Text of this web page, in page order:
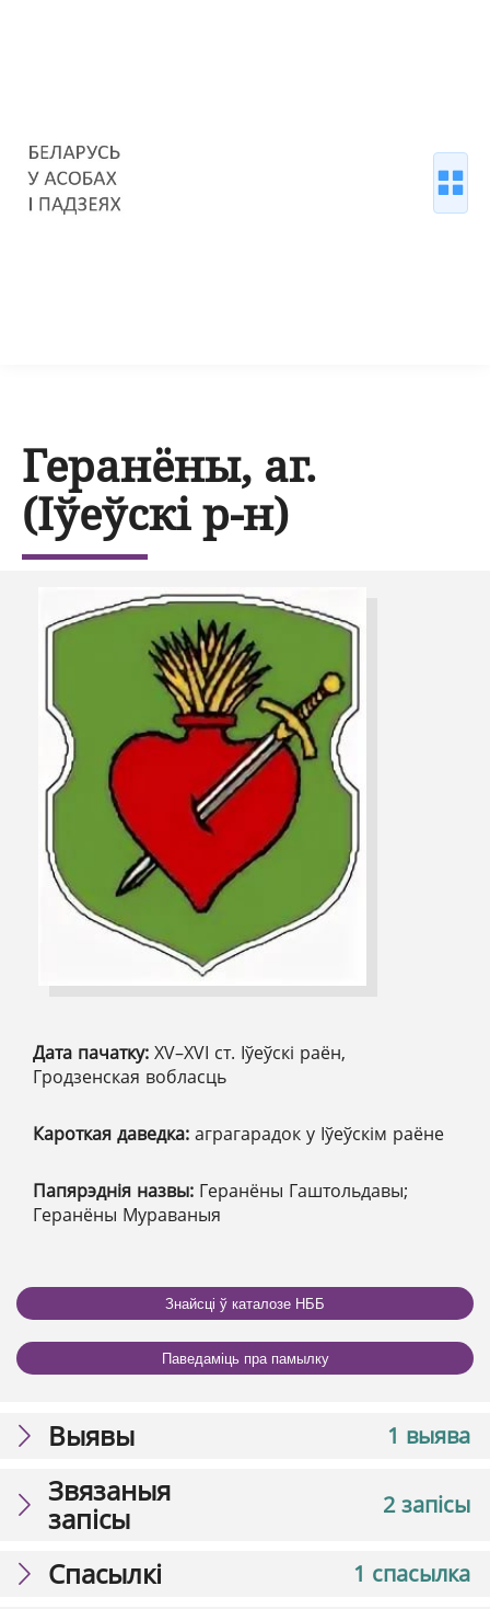
Геранёны, аг.
(Іўеўскі р-н)
Дата пачатку: XV–XVІ ст. Іўеўскі раён,
Гродзенская вобласць
Кароткая даведка: аграгарадок у Іўеўскім раёне
Папярэднія назвы: Геранёны Гаштольдавы;
Геранёны Мураваныя
Знайсці ў каталозе НББ
Паведаміць пра памылку
1 выява
Выявы
2 запісы
Звязаныя
запісы
1 спасылка
Спасылкі